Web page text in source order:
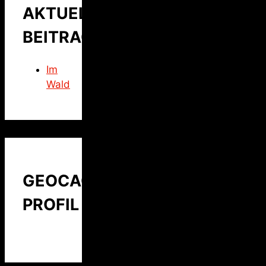
AKTUELLER
BEITRAG
Im
Wald
GEOCACHING
PROFIL